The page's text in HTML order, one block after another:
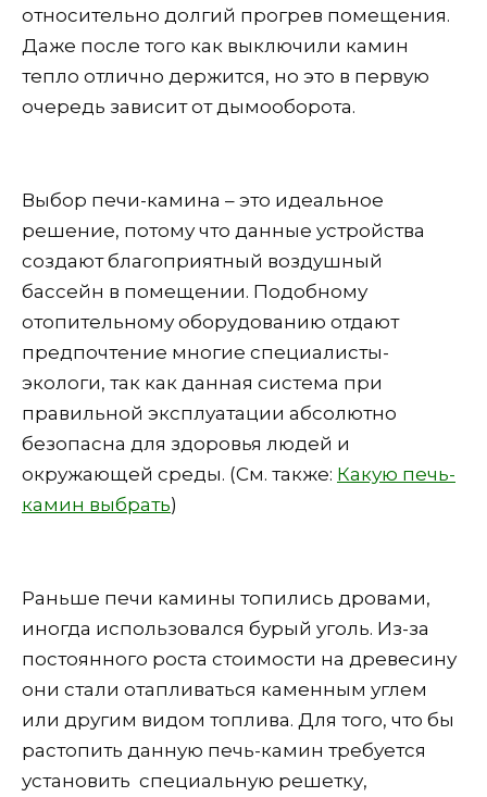
относительно долгий прогрев помещения.
Даже после того как выключили камин
тепло отлично держится, но это в первую
очередь зависит от дымооборота.
Выбор печи-камина – это идеальное
решение, потому что данные устройства
создают благоприятный воздушный
бассейн в помещении. Подобному
отопительному оборудованию отдают
предпочтение многие специалисты-
экологи, так как данная система при
правильной эксплуатации абсолютно
безопасна для здоровья людей и
окружающей среды. (См. также: Какую печь-
камин выбрать)
Раньше печи камины топились дровами,
иногда использовался бурый уголь. Из-за
постоянного роста стоимости на древесину
они стали отапливаться каменным углем
или другим видом топлива. Для того, что бы
растопить данную печь-камин требуется
установить специальную решетку,